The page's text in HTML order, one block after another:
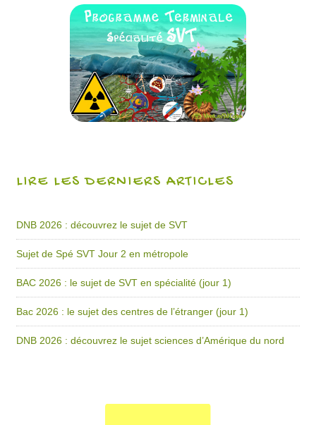
LIRE LES DERNIERS ARTICLES
DNB 2026 : découvrez le sujet de SVT
Sujet de Spé SVT Jour 2 en métropole
BAC 2026 : le sujet de SVT en spécialité (jour 1)
Bac 2026 : le sujet des centres de l’étranger (jour 1)
DNB 2026 : découvrez le sujet sciences d’Amérique du nord